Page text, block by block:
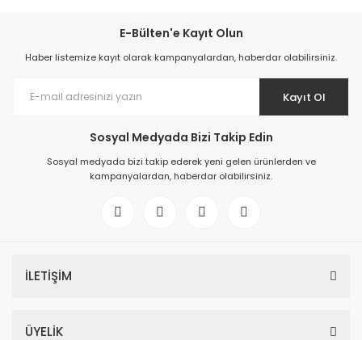
E-Bülten'e Kayıt Olun
Haber listemize kayıt olarak kampanyalardan, haberdar olabilirsiniz.
Kayıt Ol
Sosyal Medyada Bizi Takip Edin
Sosyal medyada bizi takip ederek yeni gelen ürünlerden ve
kampanyalardan, haberdar olabilirsiniz.
İLETİŞİM
ÜYELİK